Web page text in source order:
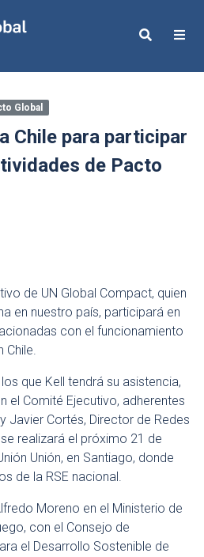
Search
Global
Chile para participar
de Pacto
de UN Global Compact, quien
en nuestro país, participará en
con el funcionamiento
Chile.
que Kell tendrá su asistencia,
el Comité Ejecutivo, adherentes
Javier Cortés, Director de Redes
realizará el próximo 21 de
Unión, en Santiago, donde
de la RSE nacional.
Moreno en el Ministerio de
con el Consejo de
el Desarrollo Sostenible de